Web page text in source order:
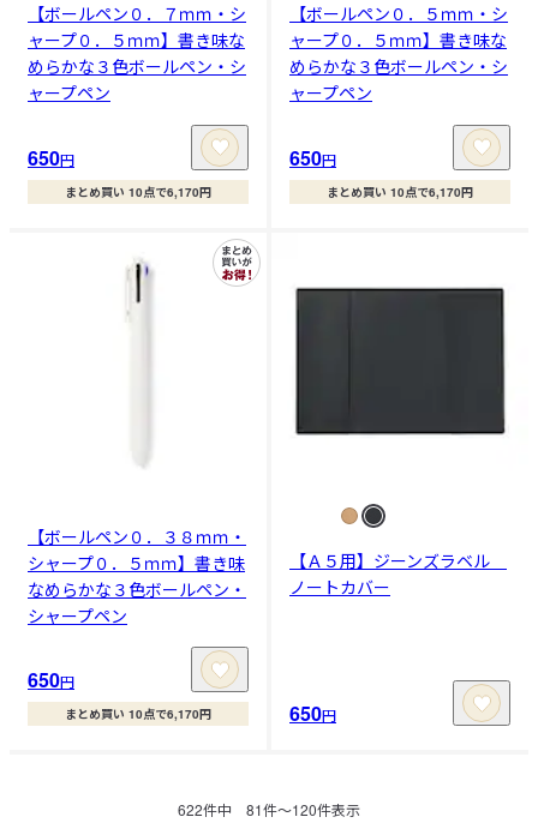
【ボールペン０．７ｍｍ・シ
ャープ０．５ｍｍ】書き味な
めらかな３色ボールペン・シ
ャープペン
650円
まとめ買い 10点で6,170円
【ボールペン０．５ｍｍ・シ
ャープ０．５ｍｍ】書き味な
めらかな３色ボールペン・シ
ャープペン
650円
まとめ買い 10点で6,170円
【ボールペン０．３８ｍｍ・
シャープ０．５ｍｍ】書き味
なめらかな３色ボールペン・
シャープペン
650円
まとめ買い 10点で6,170円
【Ａ５用】ジーンズラベル
ノートカバー
650円
622件中 81件〜120件表示